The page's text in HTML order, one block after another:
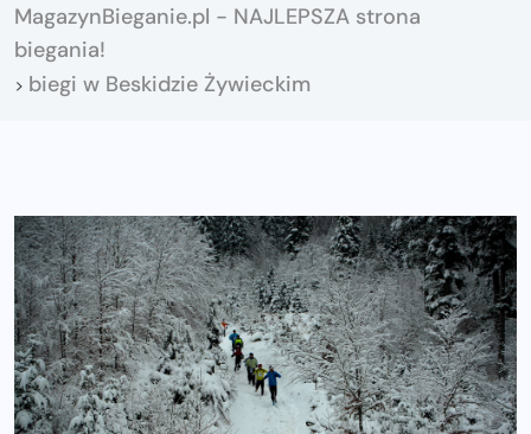
MagazynBieganie.pl - NAJLEPSZA strona
biegania!
> biegi w Beskidzie Żywieckim